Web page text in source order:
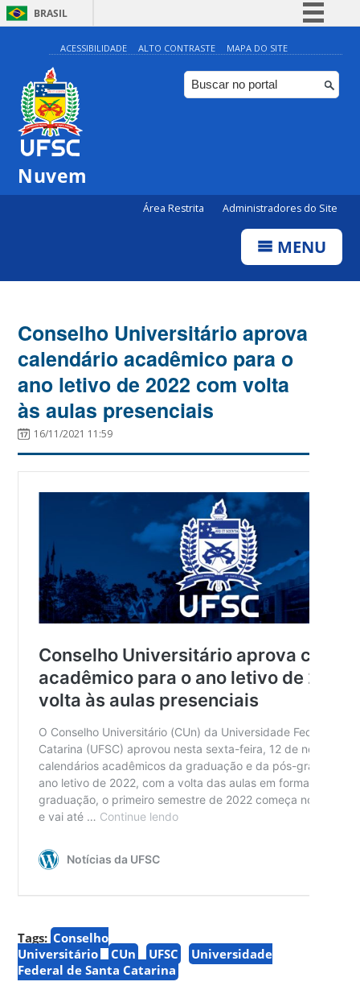
BRASIL
Simplifique!
Comunica BR
Participe
ACESSIBILIDADE ALTO CONTRASTE MAPA DO SITE
Nuvem
Área Restrita Administradores do Site
MENU
Conselho Universitário aprova
calendário acadêmico para o
ano letivo de 2022 com volta
às aulas presenciais
16/11/2021 11:59
Tags: Conselho
Universitário
CUn UFSC
Universidade
Federal de Santa Catarina